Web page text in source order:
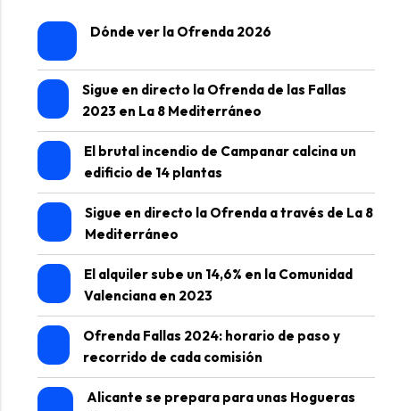
Dónde ver la Ofrenda 2026
Sigue en directo la Ofrenda de las Fallas
2023 en La 8 Mediterráneo
El brutal incendio de Campanar calcina un
edificio de 14 plantas
Sigue en directo la Ofrenda a través de La 8
Mediterráneo
El alquiler sube un 14,6% en la Comunidad
Valenciana en 2023
Ofrenda Fallas 2024: horario de paso y
recorrido de cada comisión
Alicante se prepara para unas Hogueras